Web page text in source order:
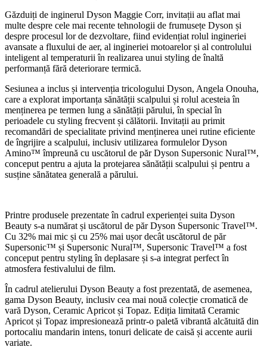
Găzduiți de inginerul Dyson Maggie Corr, invitații au aflat mai
multe despre cele mai recente tehnologii de frumusețe Dyson și
despre procesul lor de dezvoltare, fiind evidențiat rolul ingineriei
avansate a fluxului de aer, al ingineriei motoarelor și al controlului
inteligent al temperaturii în realizarea unui styling de înaltă
performanță fără deteriorare termică.
Sesiunea a inclus și intervenția tricologului Dyson, Angela Onouha,
care a explorat importanța sănătății scalpului și rolul acesteia în
menținerea pe termen lung a sănătății părului, în special în
perioadele cu styling frecvent și călătorii. Invitații au primit
recomandări de specialitate privind menținerea unei rutine eficiente
de îngrijire a scalpului, inclusiv utilizarea formulelor Dyson
Amino™ împreună cu uscătorul de păr Dyson Supersonic Nural™,
conceput pentru a ajuta la protejarea sănătății scalpului și pentru a
susține sănătatea generală a părului.
Printre produsele prezentate în cadrul experienței suita Dyson
Beauty s-a numărat și uscătorul de păr Dyson Supersonic Travel™.
Cu 32% mai mic și cu 25% mai ușor decât uscătorul de păr
Supersonic™ și Supersonic Nural™, Supersonic Travel™ a fost
conceput pentru styling în deplasare și s-a integrat perfect în
atmosfera festivalului de film.
În cadrul atelierului Dyson Beauty a fost prezentată, de asemenea,
gama Dyson Beauty, inclusiv cea mai nouă colecție cromatică de
vară Dyson, Ceramic Apricot și Topaz. Ediția limitată Ceramic
Apricot și Topaz impresionează printr-o paletă vibrantă alcătuită din
portocaliu mandarin intens, tonuri delicate de caisă și accente aurii
variate.